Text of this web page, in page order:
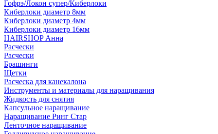
Гофрэ/Локон супер/Киберлоки
Киберлоки диаметр 8мм
Киберлоки диаметр 4мм
Киберлоки диаметр 16мм
HAIRSHOP Анна
Расчески
Расчески
Брашинги
Щетки
Расческа для канекалона
Инструменты и материалы для наращивания
Жидкость для снятия
Капсульное наращивание
Наращивание Ринг Стар
Ленточное наращивание